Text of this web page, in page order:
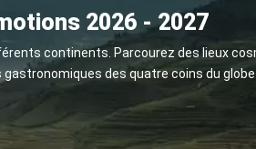
2026 - 2027
continents. Parcourez des lieux
des quatre coins du